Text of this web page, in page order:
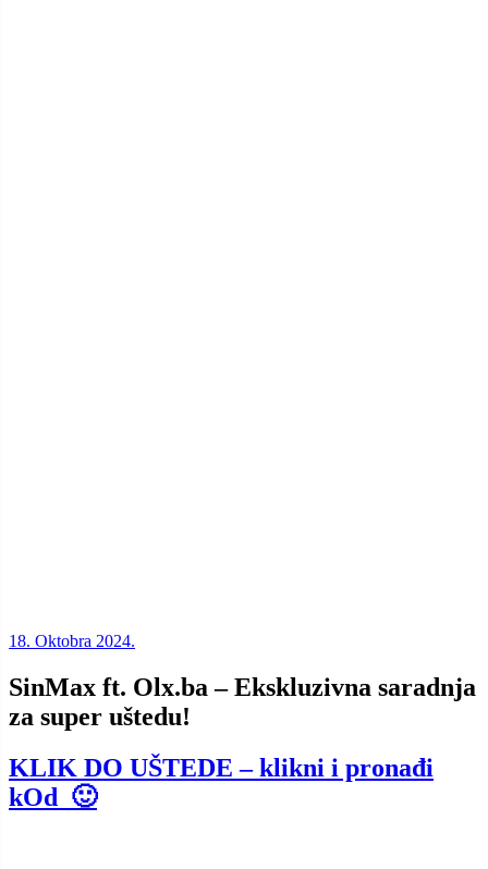
18. Oktobra 2024.
SinMax ft. Olx.ba – Ekskluzivna saradnja
za super uštedu!
KLIK DO UŠTEDE – klikni i pronađi
kOd 🙂